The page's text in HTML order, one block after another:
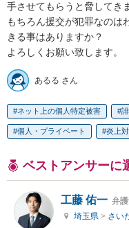
手させてもらうと脅してき
もちろん援交が犯罪なのは
きる事はありますか？
よろしくお願い致します。
あるる さん
ネット上の個人特定被害
個人・プライベート 炎上
ベストアンサーに
工藤 佑一 弁
埼玉県 > さい